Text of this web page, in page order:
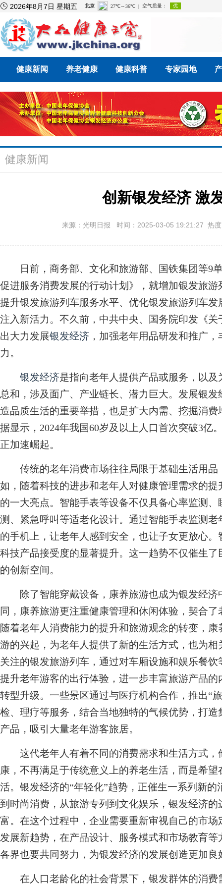
 2026年8月7日 星期五
健康新闻 养老健康 健康科普 专家园地
健康新闻
创新银发经济 激
来源：光明日报 时间：2025-03-05 19:21:27 热
日前，商务部、文化和旅游部、国铁集团等9
促进服务消费发展的行动计划》，就增加银发旅
提升银发旅游列车服务水平、优化银发旅游列车
注入新活力。不久前，中共中央、国务院印发《
出大力发展银发经济 ，加强老年用品研发和推广
力。
银发经济是指向老年人提供产品或服务，以
总和，涉及面广、产业链长、潜力巨大。发展银
造品质生活的重要举措，也是扩大内需、挖掘消
据显示，2024年我国60岁及以上人口首次突破3亿
正加速崛起。
传统的老年消费市场往往局限于基础生活用品
如，随着科技的进步和老年人对健康管理需求的
的一大亮点。智能手表等设备不仅具备心率监测
测、紧急呼叫等适老化设计。通过智能手表监测
的手机上，让老年人感到安全，也让子女更放心
科技产品接受度的显著提升。这一趋势不仅催生
的创新空间。
除了智能穿戴设备，康养旅游也成为银发经济
同，康养旅游更注重健康管理和休闲体验，契合
随着老年人消费能力的提升和旅游观念的转变，
游的兴起，为老年人提供了新的生活方式，也为
关注的银发旅游列车，通过对车厢设施和娱乐餐
提升老年游客的出行体验，进一步丰富旅游产品
转型升级。一些景区通过与医疗机构合作，推出“
检、理疗等服务，结合当地独特的气候优势，打
产品，吸引大量老年游客旅居。
这代老年人有着不同的消费需求和生活方式，
康，不再满足于传统意义上的养老生活，而是希
活。银发经济的“年轻化”趋势，正催生一系列新
到时尚消费，从旅游专列到文化娱乐，银发经济
富。在这个过程中，企业需要重新审视自己的市
发展新趋势，在产品设计、服务模式和市场教育
各界也要共同努力，为银发经济的发展创造更加良
在人口老龄化的社会背景下，银发群体的消费